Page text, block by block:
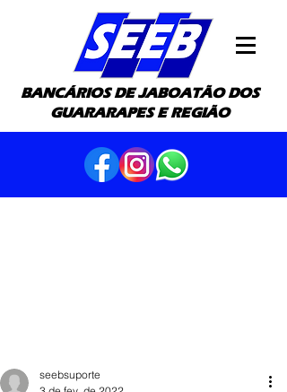
BANCÁRIOS DE JABOATÃO DOS
GUARARAPES E REGIÃO
seebsuporte